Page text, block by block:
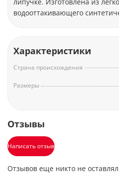
липучке. Изготовлена из
водооттакивающего
Характеристики
Страна происхождения
Размеры
Отзывы
Написать отзыв
Отзывов еще никто не оставлял